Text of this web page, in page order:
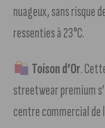
nuageux, sans risque
ressenties à 23°C.
Toison d’Or.
streetwear premium
centre commercial de